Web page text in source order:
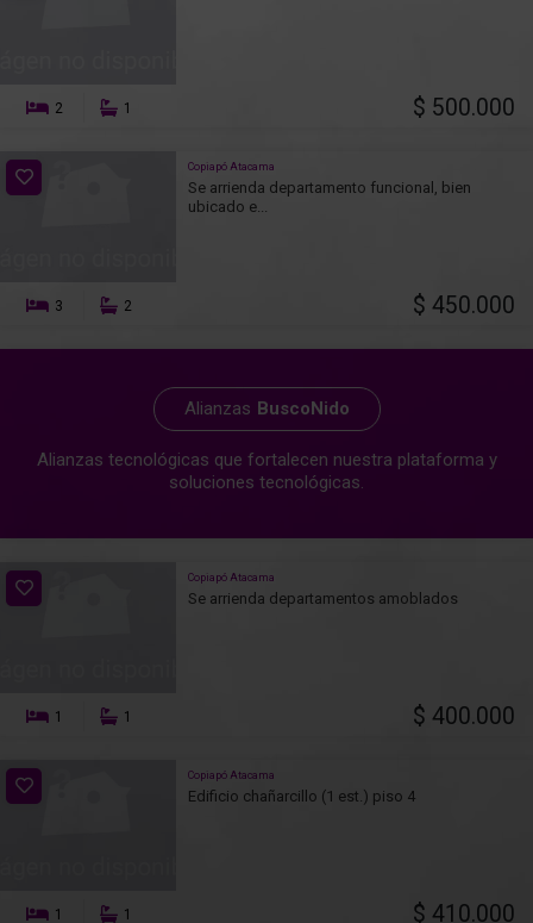
2 1 $ 500.000
Copiapó Atacama
Se arrienda departamento funcional, bien
ubicado e...
3 2 $ 450.000
Alianzas BuscoNido
Alianzas tecnológicas que fortalecen nuestra plataforma y
soluciones tecnológicas.
Copiapó Atacama
Se arrienda departamentos amoblados
1 1 $ 400.000
Copiapó Atacama
Edificio chañarcillo (1 est.) piso 4
1 1 $ 410.000